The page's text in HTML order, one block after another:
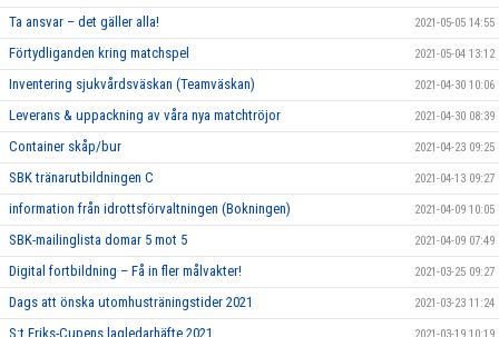
Ta ansvar – det gäller alla! 2021-05-05 14:55
Förtydliganden kring matchspel 2021-05-04 13:12
Inventering sjukvårdsväskan (Teamväskan) 2021-04-30 10:06
Leverans & uppackning av våra nya matchtröjor 2021-04-30 08:39
Container skåp/bur 2021-04-23 09:25
SBK tränarutbildningen C 2021-04-13 09:27
information från idrottsförvaltningen (Bokningen) 2021-04-09 10:05
SBK-mailinglista domar 5 mot 5 2021-04-09 07:49
Digital fortbildning – Få in fler målvakter! 2021-03-25 09:27
Dags att önska utomhusträningstider 2021 2021-03-23 11:24
S:t Eriks-Cupens lagledarhäfte 2021